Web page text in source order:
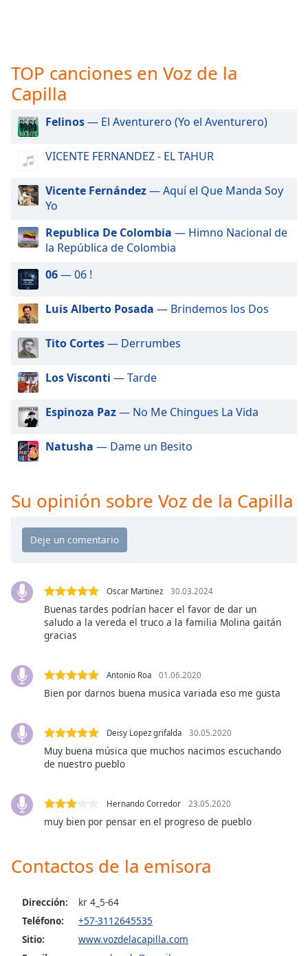
dialog
subtitles
off
selected
Track
Picture-
in-
Picture
This
modal
dialog
window.
Escape
cancel
close
Color
Text
Background
Opacity
Area
Background
Opacity
Size
Style
TOP canciones en Voz de la
Capilla
Felinos— El Aventurero (Yo el Aventurero)
VICENTE FERNANDEZ - EL TAHUR
Vicente Fernández— Aquí el Que Manda Soy
Yo
Republica De Colombia — Himno Nacional de
la República de Colombia
06— 06 !
Luis Alberto Posada — Brindemos los Dos
Tito Cortes— Derrumbes
Los Visconti — Tarde
Espinoza Paz— No Me Chingues La Vida
Natusha — Dame un Besito
Su opinión sobre Voz de la Capilla
Oscar Martinez 30.03.2024
Buenas tardes podrían hacer el favor de dar un
saludo a la vereda el truco a la familia Molina gaitán
gracias
Antonio Roa 01.06.2020
Bien por darnos buena musica variada eso me gusta
Deisy Lopez grifalda 30.05.2020
Muy buena música que muchos nacimos escuchando
de nuestro pueblo
Hernando Corredor 23.05.2020
muy bien por pensar en el progreso de pueblo
Contactos de la emisora
Dirección:
kr 4_5-64
Teléfono:
+57-3112645535
Sitio:
www.vozdelacapilla.com